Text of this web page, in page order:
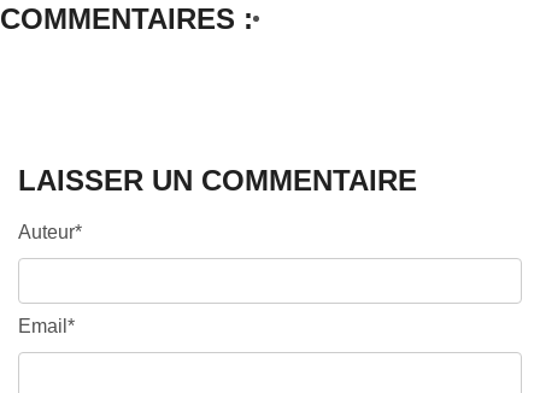
COMMENTAIRES :
LAISSER UN COMMENTAIRE
Auteur*
Email*